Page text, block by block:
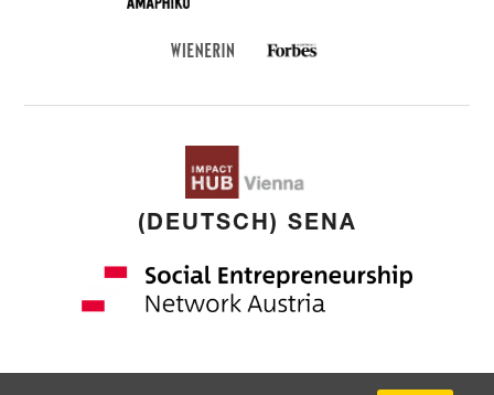
(Deutsch) WienerinForbes Austria
(DEUTSCH) SENA